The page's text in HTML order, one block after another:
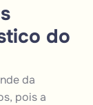
do
da
pois a